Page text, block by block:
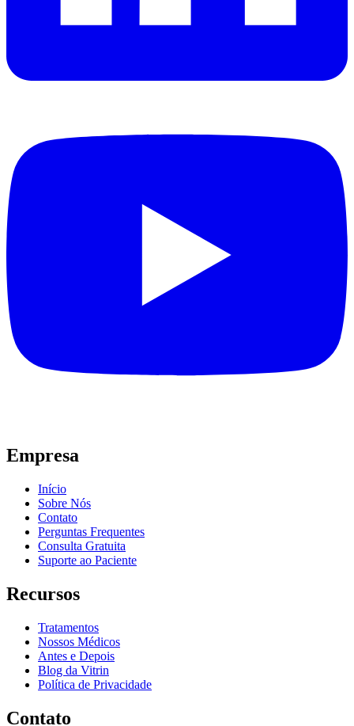
Empresa
Início
Sobre Nós
Contato
Perguntas Frequentes
Consulta Gratuita
Suporte ao Paciente
Recursos
Tratamentos
Nossos Médicos
Antes e Depois
Blog da Vitrin
Política de Privacidade
Contato